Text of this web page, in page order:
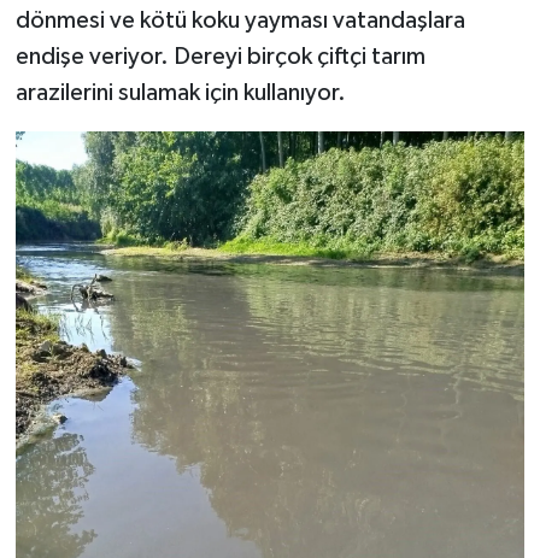
dönmesi ve kötü koku yayması vatandaşlara
endişe veriyor. Dereyi birçok çiftçi tarım
arazilerini sulamak için kullanıyor.